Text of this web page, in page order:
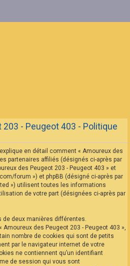
- Peugeot 403 - Politique
en détail comment « Amoureux des
partenaires affiliés (désignés ci-après par
des Peugeot 203 - Peugeot 403 » et
forum ») et phpBB (désigné ci-après par
») utilisent toutes les informations
de votre part (désignées ci-après par
deux manières différentes.
des Peugeot 203 - Peugeot 403 »,
nombre de cookies qui sont de petits
par le navigateur internet de votre
ne contiennent qu’un identifiant
de session qui vous sont